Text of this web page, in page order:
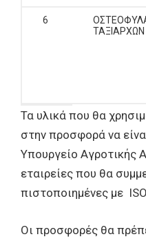
6
ΤΑΞΙΑΡΧΩΝ
Τα υλικά που θα
στην προσφορά να
Υπουργείο Αγροτικής
εταιρείες που θα
πιστοποιημένες με
Οι προσφορές θα